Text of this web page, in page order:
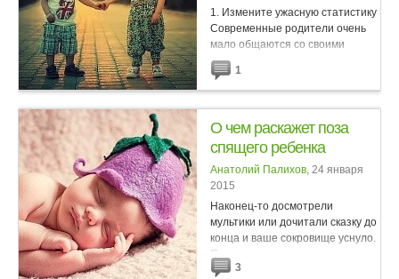
1. Измените ужасную статистику
Современные родители очень
мало общаются со своими
детьми. Большая часть времени
тратится на замечания и
наставления. В среднем,
ребенок за день слышит в 10 раз
больше...
1
О чем раскажет поза
спящего ребенка
Анатолий Палихов, 24 января
2015
Наконец-то досмотрели
мультики или дочитали сказку до
конца и ваше сокровище уснуло.
Посмотрите, как спит кроха, поза
малыша без слов расскажет Вам,
3